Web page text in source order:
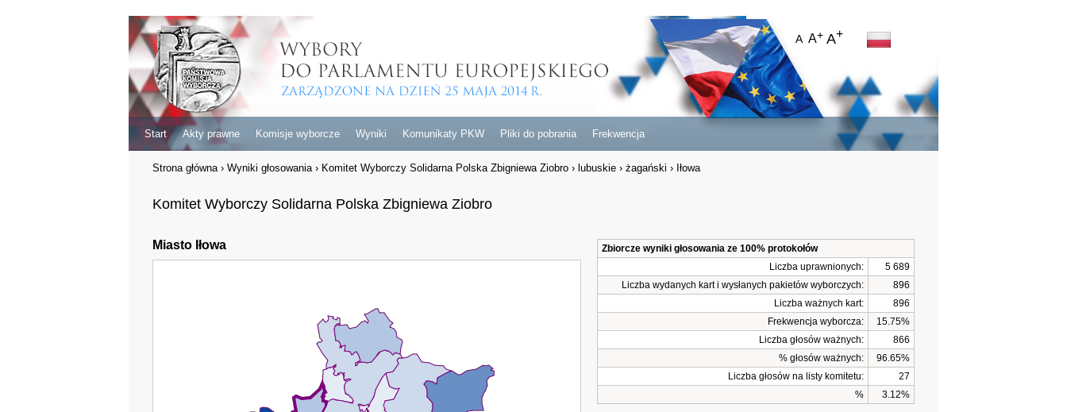
A A+ A+
Start Akty prawne Komisje wyborcze Wyniki Komunikaty PKW Pliki do pobrania Frekwencja
Strona główna › Wyniki głosowania › Komitet Wyborczy Solidarna Polska Zbigniewa Ziobro › lubuskie › żagański › Iłowa
Komitet Wyborczy Solidarna Polska Zbigniewa Ziobro
Miasto Iłowa
Zbiorcze wyniki głosowania ze 100% protokołów
Liczba uprawnionych:
5 689
Liczba wydanych kart i wysłanych pakietów wyborczych:
896
Liczba ważnych kart:
896
Frekwencja wyborcza:
15.75%
Liczba głosów ważnych:
866
% głosów ważnych:
96.65%
Liczba głosów na listy komitetu:
27
%
3.12%